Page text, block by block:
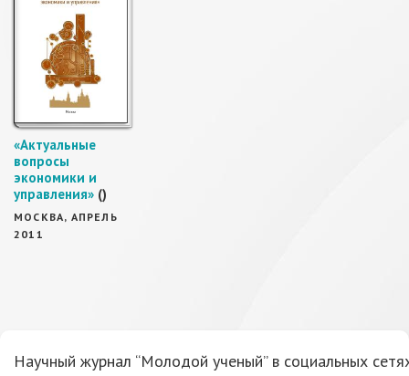
«Актуальные
вопросы
экономики и
управления» ()
МОСКВА, АПРЕЛЬ
2011
Научный журнал “Молодой ученый” в социальных